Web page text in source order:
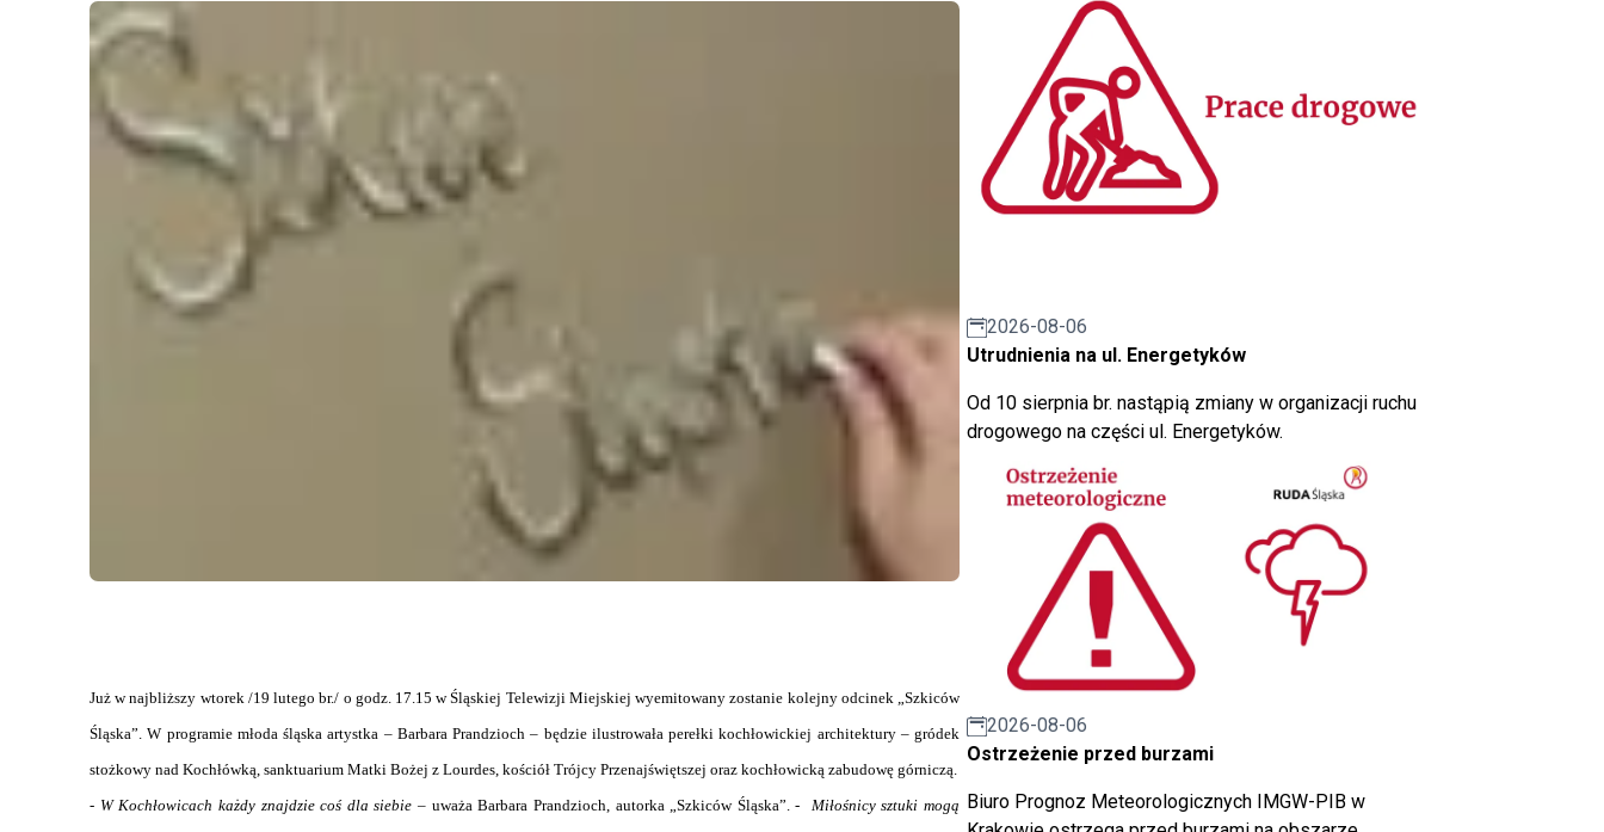
Już w najbliższy wtorek /19 lutego br./ o godz. 17.15 w Śląskiej Telewizji Miejskiej wyemitowany zostanie kolejny odcinek „Szkiców
Śląska”. W programie młoda śląska artystka – Barbara Prandzioch – będzie ilustrowała perełki kochłowickiej architektury – gródek
stożkowy nad Kochłówką, sanktuarium Matki Bożej z Lourdes, kościół Trójcy Przenajświętszej oraz kochłowicką zabudowę górniczą.
- W Kochłowicach każdy znajdzie coś dla siebie – uważa Barbara Prandzioch, autorka „Szkiców Śląska”. -
Miłośnicy sztuki mogą
2026-08-06
Utrudnienia na ul. Energetyków
Od 10 sierpnia br. nastąpią zmiany w organizacji ruchu
drogowego na części ul. Energetyków.
2026-08-06
Ostrzeżenie przed burzami
Biuro Prognoz Meteorologicznych IMGW-PIB w